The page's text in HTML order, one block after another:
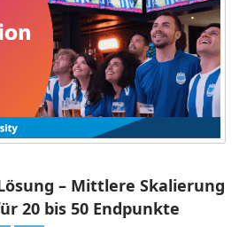
Lösung – Mittlere Skalierung
20 bis 50 Endpunkte